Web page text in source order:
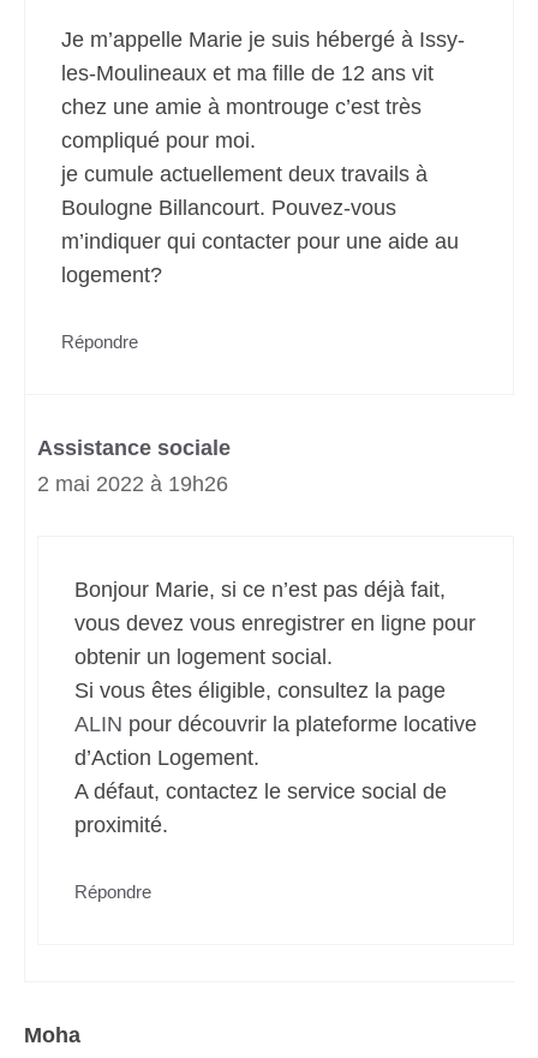
Je m’appelle Marie je suis hébergé à Issy-
les-Moulineaux et ma fille de 12 ans vit
chez une amie à montrouge c’est très
compliqué pour moi.
je cumule actuellement deux travails à
Boulogne Billancourt. Pouvez-vous
m’indiquer qui contacter pour une aide au
logement?
Répondre
Assistance sociale
2 mai 2022 à 19h26
Bonjour Marie, si ce n’est pas déjà fait,
vous devez vous enregistrer en ligne pour
obtenir un logement social.
Si vous êtes éligible, consultez la page
ALIN pour découvrir la plateforme locative
d’Action Logement.
A défaut, contactez le service social de
proximité.
Répondre
Moha